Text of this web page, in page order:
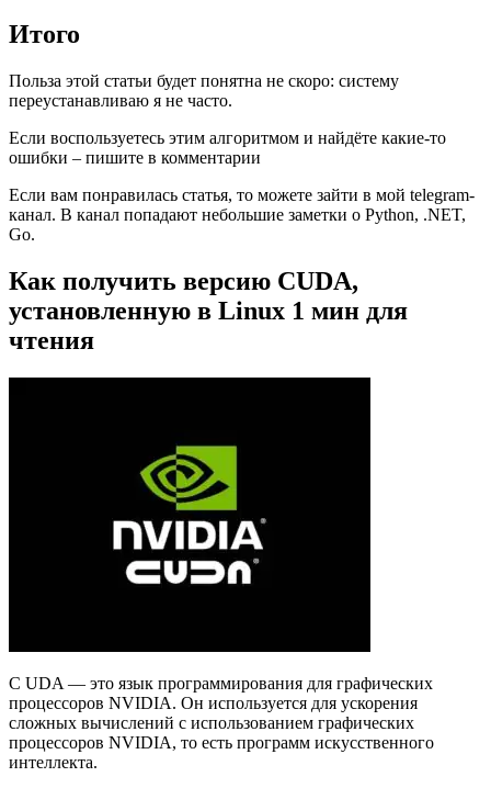
Итого
Польза этой статьи будет понятна не скоро: систему
переустанавливаю я не часто.
Если воспользуетесь этим алгоритмом и найдёте какие-то
ошибки – пишите в комментарии
Если вам понравилась статья, то можете зайти в мой telegram-
канал. В канал попадают небольшие заметки о Python, .NET,
Go.
Как получить версию CUDA,
установленную в Linux 1 мин для
чтения
C UDA — это язык программирования для графических
процессоров NVIDIA. Он используется для ускорения
сложных вычислений с использованием графических
процессоров NVIDIA, то есть программ искусственного
интеллекта.